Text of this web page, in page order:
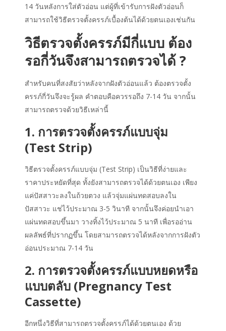
14 วันหลังการใส่ตัวอ่อน แต่ผู้ที่เข้ารับการฝังตัวอ่อนก็
สามารถใช้วิธีตรวจตั้งครรภ์เบื้องต้นได้ด้วยตนเองเช่นกัน
วิธีตรวจตั้งครรภ์มีกี่แบบ ต้อง
รอกี่วันจึงสามารถตรวจได้ ?
สำหรับคนที่สงสัยว่าหลังจากฝังตัวอ่อนแล้ว ต้องตรวจตั้ง
ครรภ์กี่วันจึงจะรู้ผล คำตอบคือควรรอถึง 7-14 วัน จากนั้น
สามารถตรวจด้วยวิธีเหล่านี้
1. การตรวจตั้งครรภ์แบบจุ่ม
(Test Strip)
วิธีตรวจตั้งครรภ์แบบจุ่ม (Test Strip) เป็นวิธีที่ง่ายและ
ราคาประหยัดที่สุด ทั้งยังสามารถตรวจได้ด้วยตนเอง เพียง
แค่ปัสสาวะลงในถ้วยตวง แล้วจุ่มแผ่นทดสอบลงใน
ปัสสาวะ แช่ไว้ประมาณ 3-5 วินาที จากนั้นจึงค่อยนำเอา
แผ่นทดสอบขึ้นมา วางทิ้งไว้ประมาณ 5 นาที เพื่อรออ่าน
ผลลัพธ์ที่ปรากฏขึ้น โดยสามารถตรวจได้หลังจากการฝังตัว
อ่อนประมาณ 7-14 วัน
2. การตรวจตั้งครรภ์แบบหยดหรือ
แบบตลับ (Pregnancy Test
Cassette)
อีกหนึ่งวิธีที่สามารถตรวจตั้งครรภ์ได้ด้วยตนเอง ด้วย